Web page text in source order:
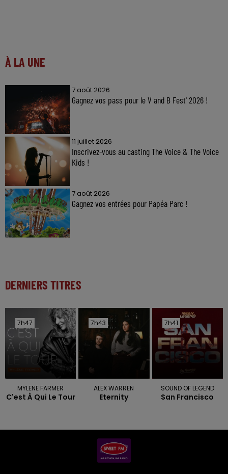
À LA UNE
7 août 2026
Gagnez vos pass pour le V and B Fest' 2026 !
11 juillet 2026
Inscrivez-vous au casting The Voice & The Voice
Kids !
7 août 2026
Gagnez vos entrées pour Papéa Parc !
DERNIERS TITRES
7h47
7h47
MYLENE FARMER
C'est À Qui Le Tour
7h43
7h43
ALEX WARREN
Eternity
7h41
7h41
SOUND OF LEGEND
San Francisco